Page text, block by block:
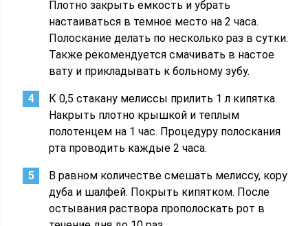
Плотно закрыть емкость и убрать
настаиваться в темное место на 2 часа.
Полоскание делать по несколько раз в сутки.
Также рекомендуется смачивать в настое
вату и прикладывать к больному зубу.
К 0,5 стакану мелиссы прилить 1 л кипятка.
Накрыть плотно крышкой и теплым
полотенцем на 1 час. Процедуру полоскания
рта проводить каждые 2 часа.
В равном количестве смешать мелиссу, кору
дуба и шалфей. Покрыть кипятком. После
остывания раствора прополоскать рот в